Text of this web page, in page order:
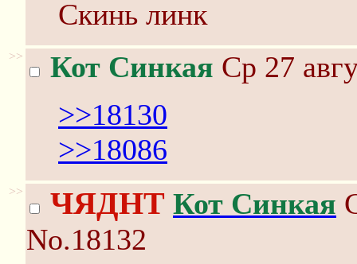
Скинь линк
>> Кот Синкая Ср 27
>>18130
>>18086
>> ЧЯДНТ Кот Синкая
No.18132